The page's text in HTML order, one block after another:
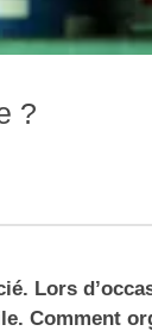
?
Lors
Comment